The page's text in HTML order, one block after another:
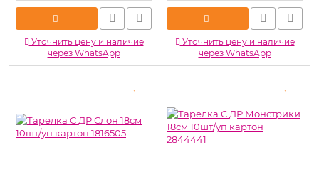
Уточнить цену и наличие
через WhatsApp
Уточнить цену и наличие
через WhatsApp